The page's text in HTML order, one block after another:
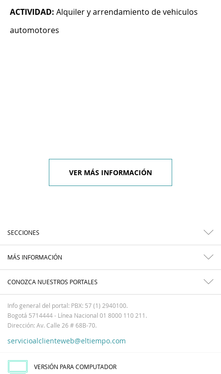
ACTIVIDAD: Alquiler y arrendamiento de vehiculos
automotores
VER MÁS INFORMACIÓN
SECCIONES
MÁS INFORMACIÓN
CONOZCA NUESTROS PORTALES
Info general del portal: PBX: 57 (1) 2940100.
Bogotá 5714444 - Línea Nacional 01 8000 110 211.
Dirección: Av. Calle 26 # 68B-70.
servicioalclienteweb@eltiempo.com
VERSIÓN PARA COMPUTADOR